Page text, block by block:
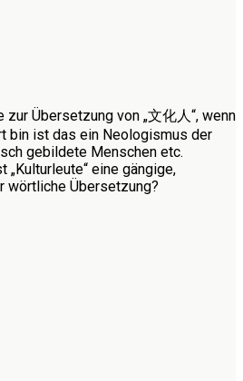
zur Übersetzung von „文化人“, wenn
bin ist das ein Neologismus der
gebildete Menschen etc.
eine gängige,
wörtliche Übersetzung?